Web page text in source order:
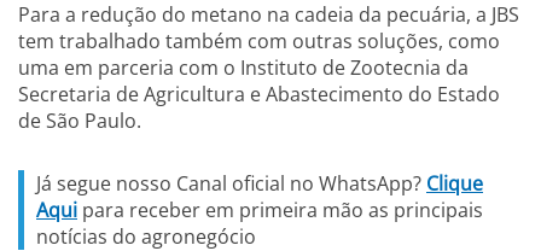
Para a redução do metano na cadeia da pecuária, a JBS
tem trabalhado também com outras soluções, como
uma em parceria com o Instituto de Zootecnia da
Secretaria de Agricultura e Abastecimento do Estado
de São Paulo.
Já segue nosso Canal oficial no WhatsApp? Clique
Aqui para receber em primeira mão as principais
notícias do agronegócio